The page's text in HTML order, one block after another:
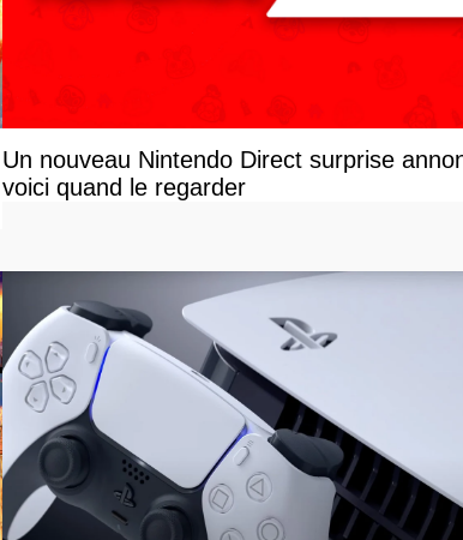
Un nouveau Nintendo Direct surprise
voici quand le regarder